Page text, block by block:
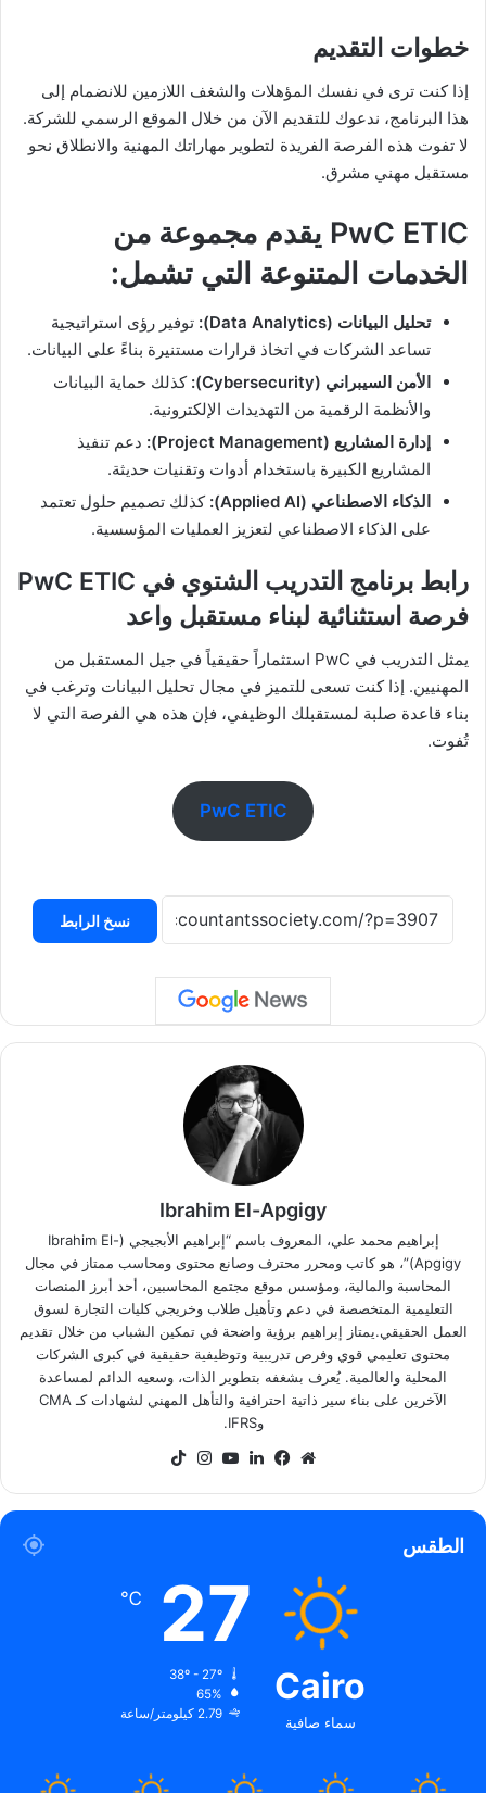
خطوات التقديم
إذا كنت ترى في نفسك المؤهلات والشغف اللازمين للانضمام إلى
هذا البرنامج، ندعوك للتقديم الآن من خلال الموقع الرسمي للشركة.
لا تفوت هذه الفرصة الفريدة لتطوير مهاراتك المهنية والانطلاق نحو
مستقبل مهني مشرق.
PwC ETIC يقدم مجموعة من
الخدمات المتنوعة التي تشمل:
تحليل البيانات (Data Analytics):
توفير رؤى استراتيجية
تساعد الشركات في اتخاذ قرارات مستنيرة بناءً على البيانات.
الأمن السيبراني (Cybersecurity):
كذلك حماية البيانات
والأنظمة الرقمية من التهديدات الإلكترونية.
إدارة المشاريع (Project Management):
دعم تنفيذ
المشاريع الكبيرة باستخدام أدوات وتقنيات حديثة.
الذكاء الاصطناعي (Applied AI):
كذلك تصميم حلول تعتمد
على الذكاء الاصطناعي لتعزيز العمليات المؤسسية.
رابط
برنامج التدريب الشتوي في PwC ETIC
فرصة استثنائية لبناء مستقبل واعد
يمثل التدريب في PwC استثماراً حقيقياً في جيل المستقبل من
المهنيين. إذا كنت تسعى للتميز في مجال تحليل البيانات وترغب في
بناء قاعدة صلبة لمستقبلك الوظيفي، فإن هذه هي الفرصة التي لا
تُفوت.
PwC ETIC
نسخ الرابط
Ibrahim El-Apgigy
إبراهيم محمد علي، المعروف باسم “إبراهيم الأبجيجي (Ibrahim El-
Apgigy)”، هو كاتب ومحرر محترف وصانع محتوى ومحاسب ممتاز في مجال
المحاسبة والمالية، ومؤسس موقع مجتمع المحاسبين، أحد أبرز المنصات
التعليمية المتخصصة في دعم وتأهيل طلاب وخريجي كليات التجارة لسوق
العمل الحقيقي.يمتاز إبراهيم برؤية واضحة في تمكين الشباب من خلال تقديم
محتوى تعليمي قوي وفرص تدريبية وتوظيفية حقيقية في كبرى الشركات
المحلية والعالمية. يُعرف بشغفه بتطوير الذات، وسعيه الدائم لمساعدة
الآخرين على بناء سير ذاتية احترافية والتأهل المهني لشهادات كـ CMA
وIFRS.
موقعفيسبوكلينكدإن‫YouTube
انستقرام
الطقس
Cairo
سماء صافية
27
℃
65%
2.79 كيلومتر/ساعة